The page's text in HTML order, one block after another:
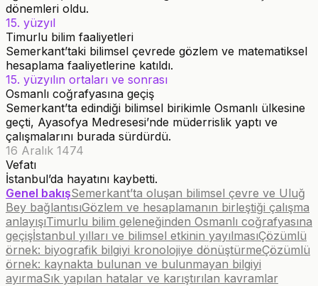
dönemleri oldu.
15. yüzyıl
Timurlu bilim faaliyetleri
Semerkant’taki bilimsel çevrede gözlem ve matematiksel
hesaplama faaliyetlerine katıldı.
15. yüzyılın ortaları ve sonrası
Osmanlı coğrafyasına geçiş
Semerkant’ta edindiği bilimsel birikimle Osmanlı ülkesine
geçti, Ayasofya Medresesi’nde müderrislik yaptı ve
çalışmalarını burada sürdürdü.
16 Aralık 1474
Vefatı
İstanbul’da hayatını kaybetti.
Genel bakışSemerkant’ta oluşan bilimsel çevre ve Uluğ
Bey bağlantısıGözlem ve hesaplamanın birleştiği çalışma
anlayışıTimurlu bilim geleneğinden Osmanlı coğrafyasına
geçişİstanbul yılları ve bilimsel etkinin yayılmasıÇözümlü
örnek: biyografik bilgiyi kronolojiye dönüştürmeÇözümlü
örnek: kaynakta bulunan ve bulunmayan bilgiyi
ayırmaSık yapılan hatalar ve karıştırılan kavramlar